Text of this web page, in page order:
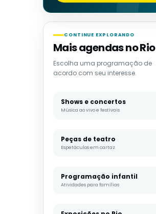
CONTINUE EXPLORANDO
Mais agendas no Rio
Escolha uma programação de
acordo com seu interesse.
Shows e concertos
Música ao vivo e festivais
Peças de teatro
Espetáculos em cartaz
Programação infantil
Atividades para famílias